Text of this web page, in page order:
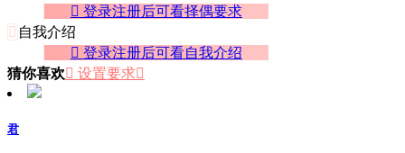
 登录注册后可看择偶要求
 自我介绍
 登录注册后可看自我介绍
猜你喜欢 设置要求
君